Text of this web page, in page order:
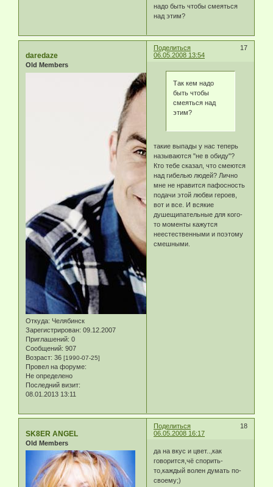
надо быть чтобы смеяться
над этим?
Поделиться
17
06.05.2008 13:54
daredaze
Old Members
Откуда: Челябинск
Зарегистрирован: 09.12.2007
Приглашений: 0
Сообщений: 907
Возраст: 36 [1990-07-25]
Провел на форуме:
Не определено
Последний визит:
08.01.2013 13:11
Так кем надо
быть чтобы
смеяться над
этим?
такие выпады у нас теперь
называются "не в обиду"?
Кто тебе сказал, что смеются
над гибелью людей? Лично
мне не нравится пафосность
подачи этой любви героев,
вот и все. И всякие
душещипательные для кого-
то моменты кажутся
неестественными и поэтому
смешными.
Поделиться
18
06.05.2008 16:17
SK8ER ANGEL
Old Members
да на вкус и цвет..,как
говорится,чё спорить-
то,каждый волен думать по-
своему;)